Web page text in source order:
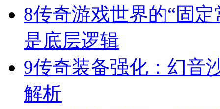
8传奇游戏世界的“固
是底层逻辑
9传奇装备强化：幻音
解析